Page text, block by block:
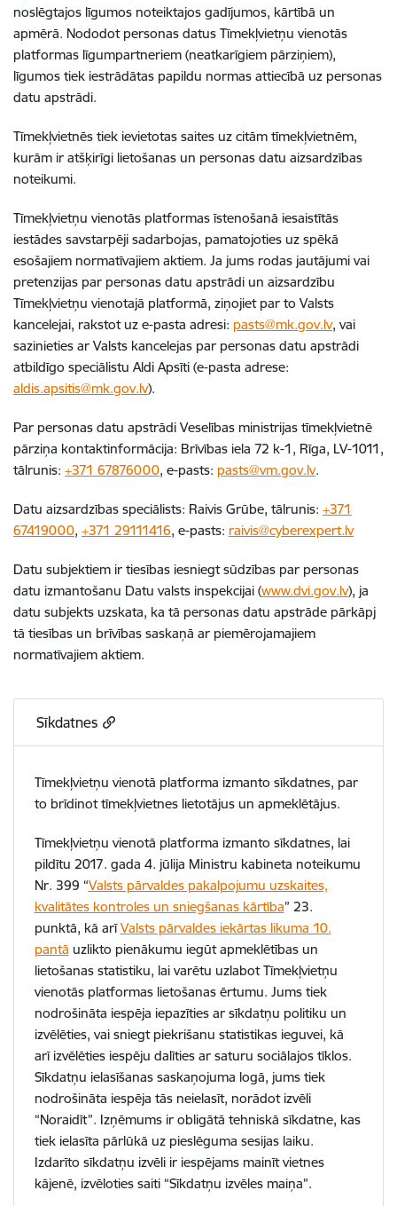
noslēgtajos līgumos noteiktajos gadījumos, kārtībā un
apmērā. Nododot personas datus Tīmekļvietņu vienotās
platformas līgumpartneriem (neatkarīgiem pārziņiem),
līgumos tiek iestrādātas papildu normas attiecībā uz personas
datu apstrādi.
Tīmekļvietnēs tiek ievietotas saites uz citām tīmekļvietnēm,
kurām ir atšķirīgi lietošanas un personas datu aizsardzības
noteikumi.
Tīmekļvietņu vienotās platformas īstenošanā iesaistītās
iestādes savstarpēji sadarbojas, pamatojoties uz spēkā
esošajiem normatīvajiem aktiem. Ja jums rodas jautājumi vai
pretenzijas par personas datu apstrādi un aizsardzību
Tīmekļvietņu vienotajā platformā, ziņojiet par to Valsts
kancelejai, rakstot uz e-pasta adresi: pasts@mk.gov.lv, vai
sazinieties ar Valsts kancelejas par personas datu apstrādi
atbildīgo speciālistu Aldi Apsīti (e-pasta adrese:
aldis.apsitis@mk.gov.lv).
Par personas datu apstrādi Veselības ministrijas tīmekļvietnē
pārziņa kontaktinformācija: Brīvības iela 72 k-1, Rīga, LV-1011,
tālrunis: +371 67876000, e-pasts: pasts@vm.gov.lv.
Datu aizsardzības speciālists: Raivis Grūbe, tālrunis: +371
67419000, +371 29111416, e-pasts: raivis@cyberexpert.lv
Datu subjektiem ir tiesības iesniegt sūdzības par personas
datu izmantošanu Datu valsts inspekcijai (www.dvi.gov.lv), ja
datu subjekts uzskata, ka tā personas datu apstrāde pārkāpj
tā tiesības un brīvības saskaņā ar piemērojamajiem
normatīvajiem aktiem.
Sīkdatnes
Tīmekļvietņu vienotā platforma izmanto sīkdatnes, par
to brīdinot tīmekļvietnes lietotājus un apmeklētājus.
Tīmekļvietņu vienotā platforma izmanto sīkdatnes, lai
pildītu 2017. gada 4. jūlija Ministru kabineta noteikumu
Nr. 399 “Valsts pārvaldes pakalpojumu uzskaites,
kvalitātes kontroles un sniegšanas kārtība” 23.
punktā, kā arīValsts pārvaldes iekārtas likuma 10.
pantā uzlikto pienākumu iegūt apmeklētības un
lietošanas statistiku, lai varētu uzlabot Tīmekļvietņu
vienotās platformas lietošanas ērtumu. Jums tiek
nodrošināta iespēja iepazīties ar sīkdatņu politiku un
izvēlēties, vai sniegt piekrišanu statistikas ieguvei, kā
arī izvēlēties iespēju dalīties ar saturu sociālajos tīklos.
Sīkdatņu ielasīšanas saskaņojuma logā, jums tiek
nodrošināta iespēja tās neielasīt, norādot izvēli
“Noraidīt”. Izņēmums ir obligātā tehniskā sīkdatne, kas
tiek ielasīta pārlūkā uz pieslēguma sesijas laiku.
Izdarīto sīkdatņu izvēli ir iespējams mainīt vietnes
kājenē, izvēloties saiti “Sīkdatņu izvēles maiņa”.